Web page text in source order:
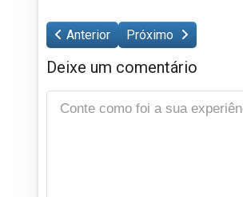
Anterior Próximo
Deixe um comentário